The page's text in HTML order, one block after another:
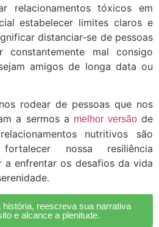
relacionamentos tóxicos em
estabelecer limites claros e
distanciar-se de pessoas
mal consigo
amigos de longa data ou
rodear de pessoas que nos
a sermos a melhor versãode
nutritivos são
nossa resiliência
a enfrentar os desafios da vida
história, reescreva sua narrativa
e alcance a plenitude.